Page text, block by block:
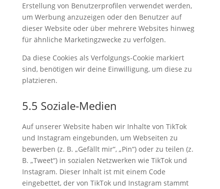
Erstellung von Benutzerprofilen verwendet werden,
um Werbung anzuzeigen oder den Benutzer auf
dieser Website oder über mehrere Websites hinweg
für ähnliche Marketingzwecke zu verfolgen.
Da diese Cookies als Verfolgungs-Cookie markiert
sind, benötigen wir deine Einwilligung, um diese zu
platzieren.
5.5 Soziale-Medien
Auf unserer Website haben wir Inhalte von TikTok
und Instagram eingebunden, um Webseiten zu
bewerben (z. B. „Gefällt mir“, „Pin“) oder zu teilen (z.
B. „Tweet“) in sozialen Netzwerken wie TikTok und
Instagram. Dieser Inhalt ist mit einem Code
eingebettet, der von TikTok und Instagram stammt